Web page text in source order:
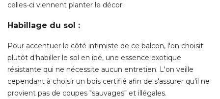
celles-ci viennent planter le décor.
Habillage du sol :
Pour accentuer le côté intimiste de ce balcon, l'on choisit
plutôt d'habiller le sol en ipé, une essence exotique
résistante qui ne nécessite aucun entretien. L'on veille
cependant à choisir un bois certifié afin de s'assurer qu'il ne
provient pas de coupes "sauvages" et illégales.